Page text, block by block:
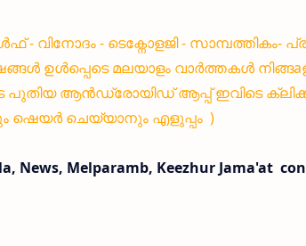
- വിനോദം - ടെക്നോളജി - സാമ്പത്തികം-
ഉൾപ്പെടെ മലയാളം വാർത്തകൾ
പുതിയ ആൻഡ്രോയിഡ് ആപ്പ് ഇവിടെ
ഷെയർ ചെയ്യാനും എളുപ്പം )
News, Melparamb, Keezhur Jama'at